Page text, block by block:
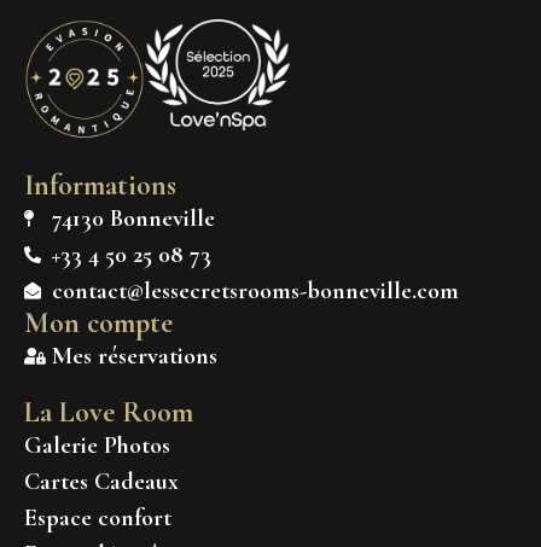
Informations
74130 Bonneville
+33 4 50 25 08 73
contact@lessecretsrooms-bonneville.com
Mon compte
Mes réservations
La Love Room
Galerie Photos
Cartes Cadeaux
Espace confort